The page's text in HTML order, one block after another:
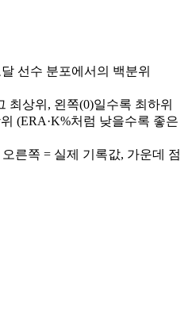
선수 분포에서의 백분위
최상위, 왼쪽(0)일수록 최하위
(ERA·K%처럼 낮을수록 좋은
른쪽 = 실제 기록값, 가운데 점